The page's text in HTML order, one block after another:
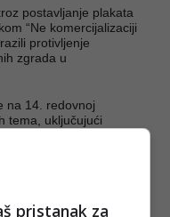
postavljanje plakata
“Ne komercijalizaciji
protivljenje
zgrada u
na 14. redovnoj
tema, uključujući
za porodilje, kao i
i upravljanje
pristanak za